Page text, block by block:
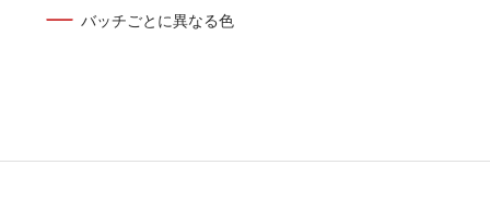
バッチごとに異なる色